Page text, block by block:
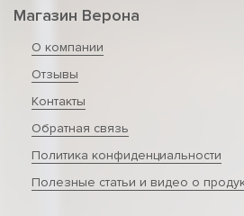
Магазин Верона
О компании
Отзывы
Контакты
Обратная связь
Политика конфиденциальности
Полезные статьи и видео о